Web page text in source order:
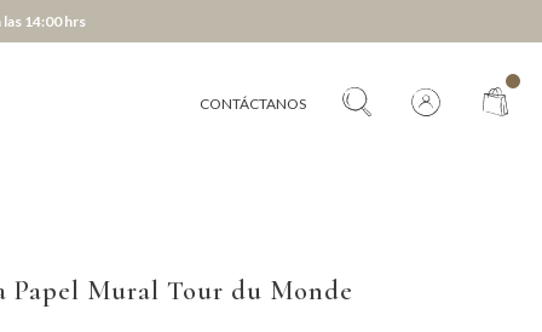
14:00 hrs
CONTÁCTANOS
Papel Mural Tour du Monde